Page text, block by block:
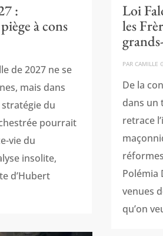
:
à cons
de 2027 ne se
mais dans
stratégie du
pourrait
vie du
insolite,
d’Hubert
Loi
les
PAR CAMILLE
De la
dans un
retrace
Polémia
venues
qu’on